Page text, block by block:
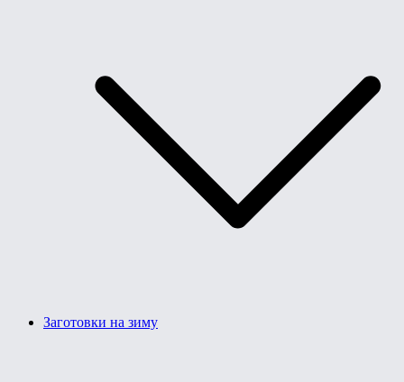
Заготовки на зиму